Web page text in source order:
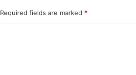
Required fields are marked *